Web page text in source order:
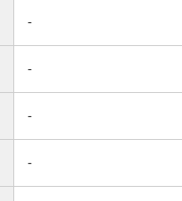
-
-
-
-